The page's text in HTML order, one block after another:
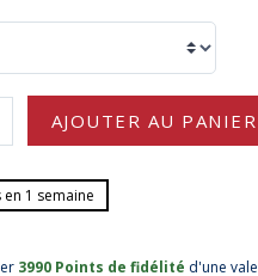
AJOUTER AU PANIER
1 semaine
3990 Points de fidélité d'une